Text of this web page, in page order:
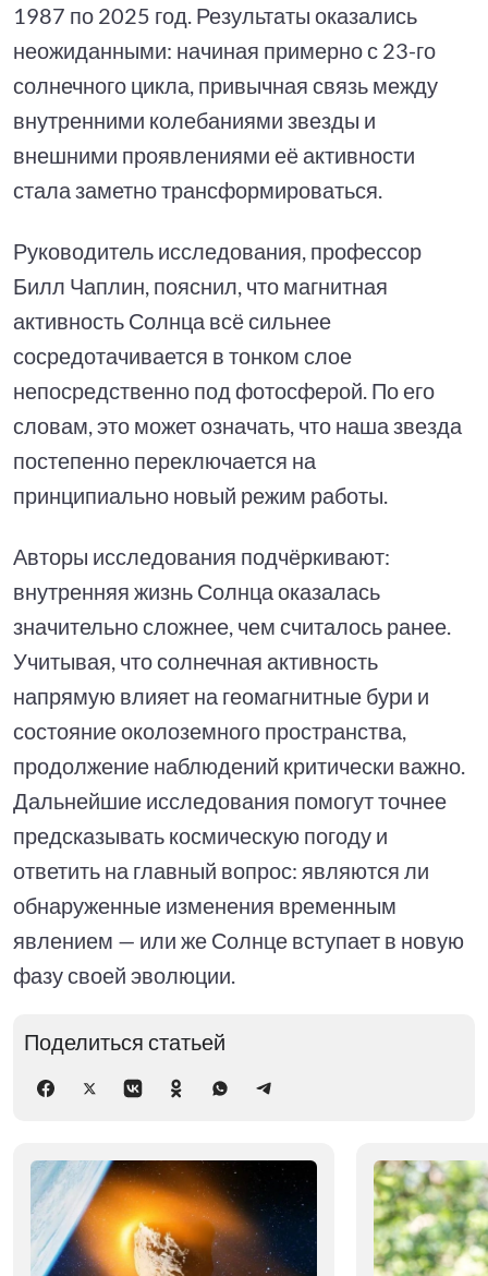
1987 по 2025 год. Результаты оказались
неожиданными: начиная примерно с 23-го
солнечного цикла, привычная связь между
внутренними колебаниями звезды и
внешними проявлениями её активности
стала заметно трансформироваться.
Руководитель исследования, профессор
Билл Чаплин, пояснил, что магнитная
активность Солнца всё сильнее
сосредотачивается в тонком слое
непосредственно под фотосферой. По его
словам, это может означать, что наша звезда
постепенно переключается на
принципиально новый режим работы.
Авторы исследования подчёркивают:
внутренняя жизнь Солнца оказалась
значительно сложнее, чем считалось ранее.
Учитывая, что солнечная активность
напрямую влияет на геомагнитные бури и
состояние околоземного пространства,
продолжение наблюдений критически важно.
Дальнейшие исследования помогут точнее
предсказывать космическую погоду и
ответить на главный вопрос: являются ли
обнаруженные изменения временным
явлением — или же Солнце вступает в новую
фазу своей эволюции.
Поделиться статьей